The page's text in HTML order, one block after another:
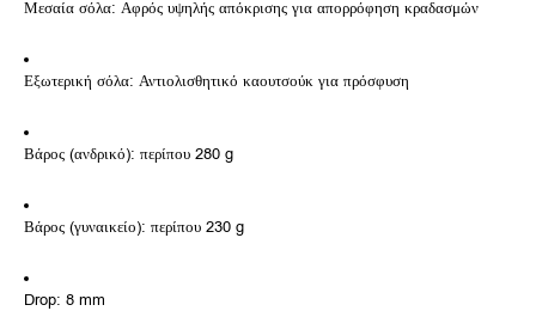
Μεσαία σόλα: Αφρός υψηλής απόκρισης για απορρόφηση κραδασμών
Εξωτερική σόλα: Αντιολισθητικό καουτσούκ για πρόσφυση
Βάρος (ανδρικό): περίπου 280 g
Βάρος (γυναικείο): περίπου 230 g
Drop: 8 mm